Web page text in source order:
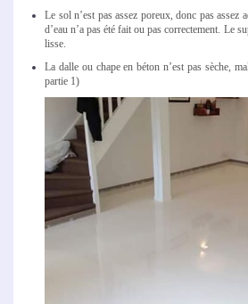
Le sol n’est pas assez poreux, donc pas assez
d’eau n’a pas été fait ou pas correctement. Le
lisse.
La dalle ou chape en béton n’est pas sèche,
partie 1)